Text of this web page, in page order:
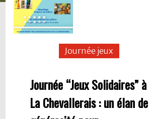
Journée jeux
Journée “Jeux Solidaires” à
La Chevallerais : un élan de